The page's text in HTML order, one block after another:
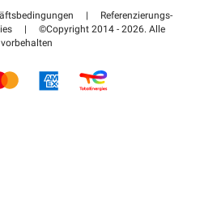
|
Referenzierungs-
|
©Copyright 2014 - 2026. Alle
vorbehalten